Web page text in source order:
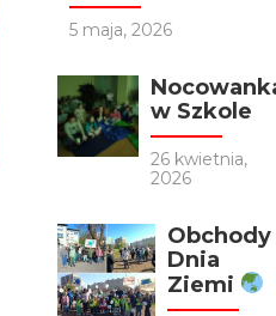
5 maja, 2026
w Szkole
26 kwietnia,
2026
Obchody
Dnia
Ziemi